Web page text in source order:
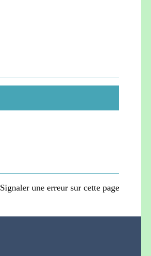
Signaler une erreur sur cette page